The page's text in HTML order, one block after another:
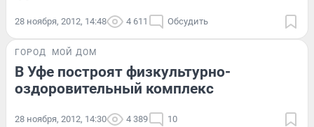
28 ноября, 2012, 14:48 4 611 Обсудить
ГОРОД МОЙ ДОМ
В Уфе построят физкультурно-
оздоровительный комплекс
28 ноября, 2012, 14:30 4 389 10